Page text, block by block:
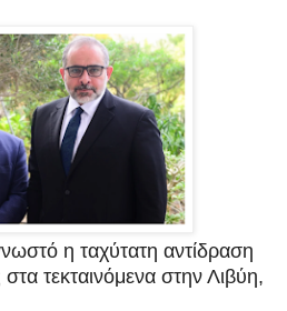
η ταχύτατη αντίδραση
τεκταινόμενα στην Λιβύη,